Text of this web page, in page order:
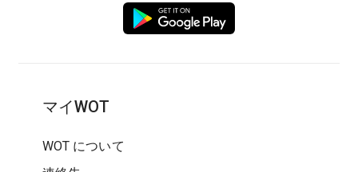
マイWOT
WOT について